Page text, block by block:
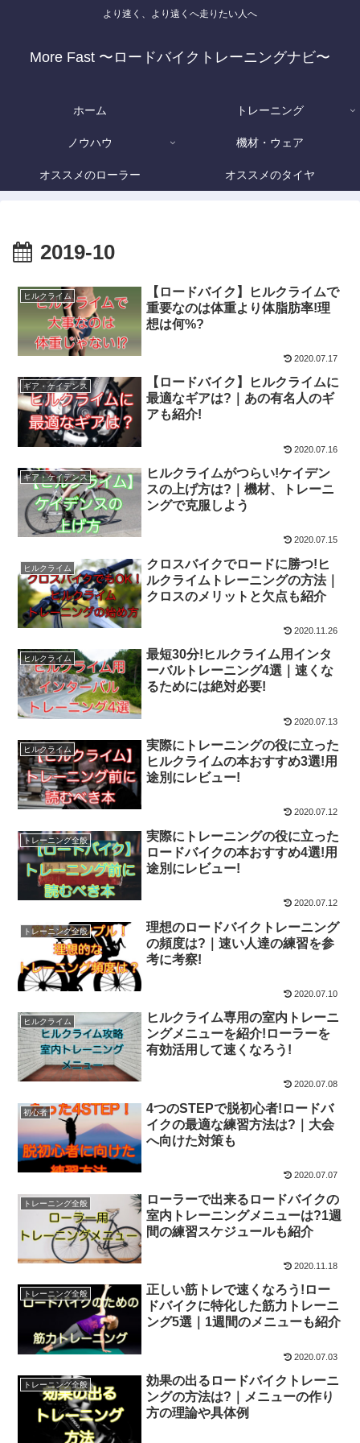
より速く、より遠くへ走りたい人へ
More Fast 〜ロードバイクトレーニングナビ〜
ホーム トレーニング
ノウハウ 機材・ウェア
オススメのローラー オススメのタイヤ
2019-10
ヒルクライム
【ロードバイク】ヒルクライムで
重要なのは体重より体脂肪率!理
想は何%?
2020.07.17
ギア・ケイデンス
【ロードバイク】ヒルクライムに
最適なギアは?｜あの有名人のギ
アも紹介!
2020.07.16
ギア・ケイデンス
ヒルクライムがつらい!ケイデン
スの上げ方は?｜機材、トレーニ
ングで克服しよう
2020.07.15
ヒルクライム
クロスバイクでロードに勝つ!ヒ
ルクライムトレーニングの方法｜
クロスのメリットと欠点も紹介
2020.11.26
ヒルクライム
最短30分!ヒルクライム用インタ
ーバルトレーニング4選｜速くな
るためには絶対必要!
2020.07.13
ヒルクライム
実際にトレーニングの役に立った
ヒルクライムの本おすすめ3選!用
途別にレビュー!
2020.07.12
トレーニング全般
実際にトレーニングの役に立った
ロードバイクの本おすすめ4選!用
途別にレビュー!
2020.07.12
トレーニング全般
理想のロードバイクトレーニング
の頻度は?｜速い人達の練習を参
考に考察!
2020.07.10
ヒルクライム
ヒルクライム専用の室内トレーニ
ングメニューを紹介!ローラーを
有効活用して速くなろう!
2020.07.08
初心者
4つのSTEPで脱初心者!ロードバ
イクの最適な練習方法は?｜大会
へ向けた対策も
2020.07.07
トレーニング全般
ローラーで出来るロードバイクの
室内トレーニングメニューは?1週
間の練習スケジュールも紹介
2020.11.18
トレーニング全般
正しい筋トレで速くなろう!ロー
ドバイクに特化した筋力トレーニ
ング5選｜1週間のメニューも紹介
2020.07.03
トレーニング全般
効果の出るロードバイクトレーニ
ングの方法は?｜メニューの作り
方の理論や具体例